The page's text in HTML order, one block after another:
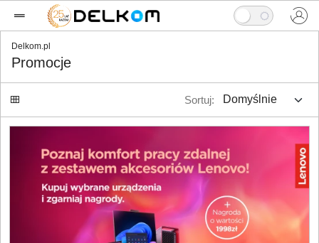
Delkom.pl
Promocje
Sortuj: